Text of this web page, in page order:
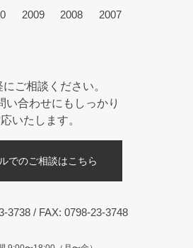
2009 2008 2007
にご相談ください。
い合わせにもしっかり
いたします。
でのご相談はこちら
3738/ FAX: 0798-23-3748